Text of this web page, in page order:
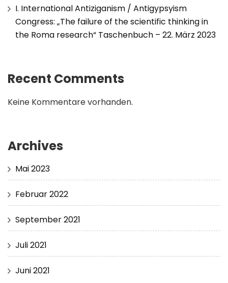
I. International Antiziganism / Antigypsyism
Congress: „The failure of the scientific thinking in
the Roma research“ Taschenbuch – 22. März 2023
Recent Comments
Keine Kommentare vorhanden.
Archives
Mai 2023
Februar 2022
September 2021
Juli 2021
Juni 2021